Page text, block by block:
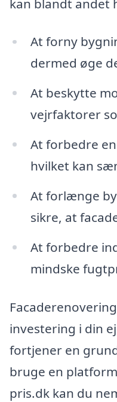
kan blandt andet
At forny
dermed øge
At beskytte
vejrfaktorer
At forbedre
hvilket kan
At forlænge
sikre, at
At forbedre
mindske
investering i din
fortjener en
bruge en
pris.dk kan du